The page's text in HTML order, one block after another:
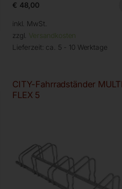
€ 48,00
inkl. MwSt.
zzgl. Versandkosten
Lieferzeit: ca. 5 - 10 Werktage
CITY-Fahrradständer
FLEX 5